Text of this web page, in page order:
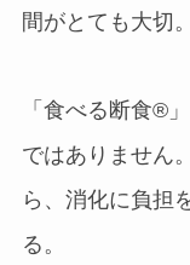
間がとても大切。
「食べる断食®︎
ではありません
ら、消化に負担
る。